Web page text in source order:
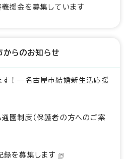
援金を募集しています
からのお知らせ
す！―名古屋市結婚新生活応援
園制度（保護者の方へのご案
録を募集します